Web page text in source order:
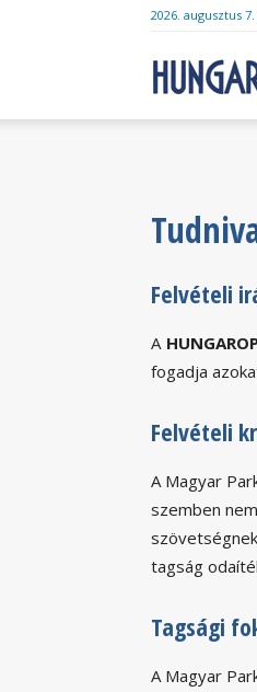
2026. augusztus
Felvételi
A
fogadja
Felvételi
A Magyar
szemben
szövetségnek
tagság
Tagsági
A Magyar